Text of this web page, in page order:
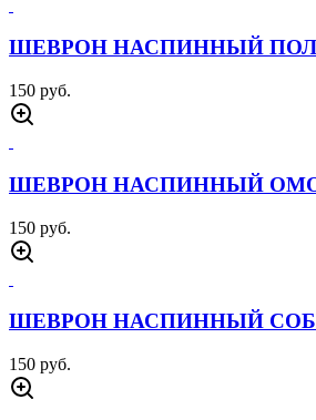
ШЕВРОН НАСПИННЫЙ
150 руб.
ШЕВРОН НАСПИННЫЙ
150 руб.
ШЕВРОН НАСПИННЫЙ
150 руб.